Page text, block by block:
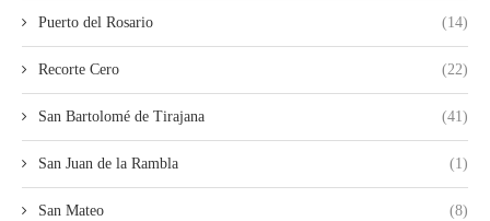
Puerto del Rosario (14)
Recorte Cero (22)
San Bartolomé de Tirajana (41)
San Juan de la Rambla (1)
San Mateo (8)